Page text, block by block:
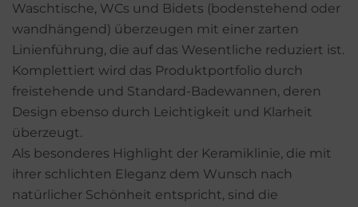
Waschtische, WCs und Bidets (bodenstehend oder
wandhängend) überzeugen mit einer zarten
Linienführung, die auf das Wesentliche reduziert ist.
Komplettiert wird das Produktportfolio durch
freistehende und Standard-Badewannen, deren
Design ebenso durch Leichtigkeit und Klarheit
überzeugt.
Als besonderes Highlight der Keramiklinie, die mit
ihrer schlichten Eleganz dem Wunsch nach
natürlicher Schönheit entspricht, sind die